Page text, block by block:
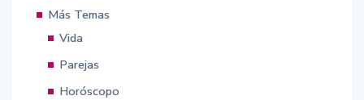
Más Temas
Vida
Parejas
Horóscopo